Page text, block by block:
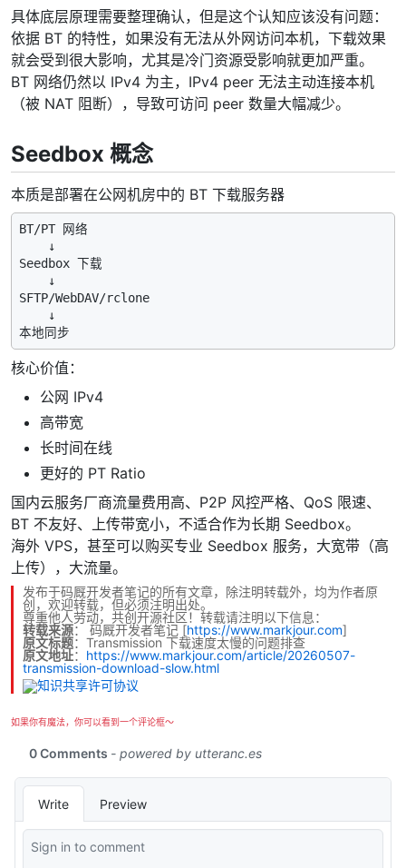
具体底层原理需要整理确认，但是这个认知应该没有问题：
依据 BT 的特性，如果没有无法从外网访问本机，下载效果
就会受到很大影响，尤其是冷门资源受影响就更加严重。
BT 网络仍然以 IPv4 为主，IPv4 peer 无法主动连接本机
（被 NAT 阻断），导致可访问 peer 数量大幅减少。
Seedbox 概念
本质是部署在公网机房中的 BT 下载服务器
BT/PT 网络
    ↓
Seedbox 下载
    ↓
SFTP/WebDAV/rclone
    ↓
核心价值：
公网 IPv4
高带宽
长时间在线
更好的 PT Ratio
国内云服务厂商流量费用高、P2P 风控严格、QoS 限速、
BT 不友好、上传带宽小，不适合作为长期 Seedbox。
海外 VPS，甚至可以购买专业 Seedbox 服务，大宽带（高
上传），大流量。
发布于码厩开发者笔记的所有文章，除注明转载外，均为作者原
创，欢迎转载，但必须注明出处。
尊重他人劳动，共创开源社区！转载请注明以下信息：
转载来源： 码厩开发者笔记 [https://www.markjour.com]
原文标题：Transmission 下载速度太慢的问题排查
原文地址： https://www.markjour.com/article/20260507-
transmission-download-slow.html
如果你有魔法，你可以看到一个评论框～